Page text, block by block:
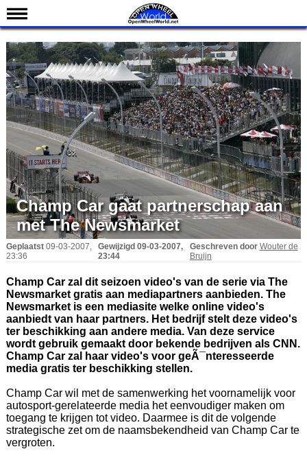
Nieuws
Kalender
Uitslagen
Standen
Coureurs
Teams
IndyCar 101
Indy 500
English
Champ Car gaat partnerschap aan
met The Newsmarket
Geplaatst 09-03-2007,
23:36
Gewijzigd 09-03-2007,
23:44
Geschreven door Wouter de
Bruijn
Champ Car zal dit seizoen video's van de serie via The
Newsmarket gratis aan mediapartners aanbieden. The
Newsmarket is een mediasite welke online video's
aanbiedt van haar partners. Het bedrijf stelt deze video's
ter beschikking aan andere media. Van deze service
wordt gebruik gemaakt door bekende bedrijven als CNN.
Champ Car zal haar video's voor geÃ¯nteresseerde
media gratis ter beschikking stellen.
Champ Car wil met de samenwerking het voornamelijk voor
autosport-gerelateerde media het eenvoudiger maken om
toegang te krijgen tot video. Daarmee is dit de volgende
strategische zet om de naamsbekendheid van Champ Car te
vergroten.